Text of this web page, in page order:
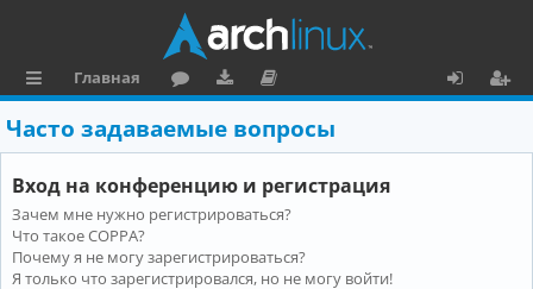
ы
л
к
и
Главная
ру
м
ру
зк
и
ку
м
е
н
о
и
Часто задаваемые вопросы
Вход на конференцию и регистрация
Зачем мне нужно регистрироваться?
Что такое COPPA?
Почему я не могу зарегистрироваться?
Я только что зарегистрировался, но не могу войти!